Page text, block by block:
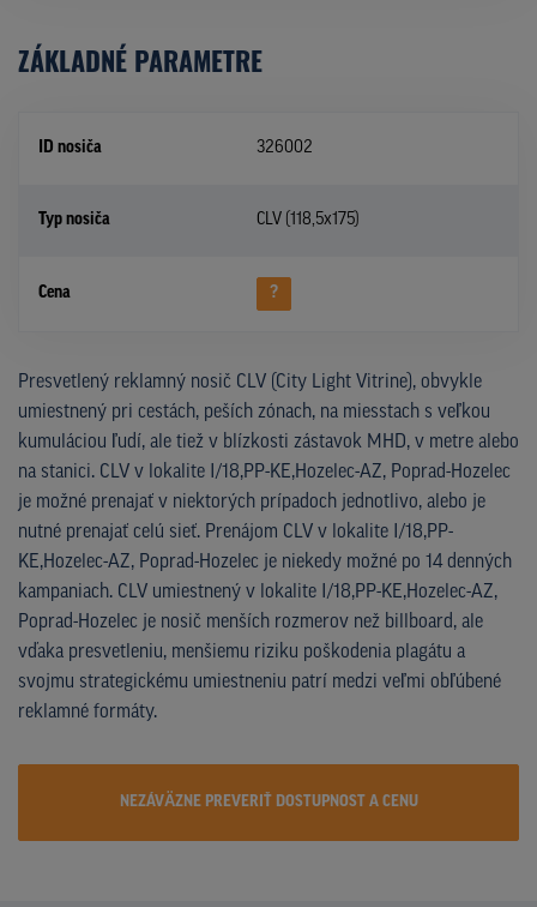
ZÁKLADNÉ PARAMETRE
ID nosiča 326002
Typ nosiča CLV (118,5x175)
Cena ?
Presvetlený reklamný nosič CLV (City Light Vitrine), obvykle
umiestnený pri cestách, peších zónach, na miesstach s veľkou
kumuláciou ľudí, ale tiež v blízkosti zástavok MHD, v metre alebo
na stanici. CLV v lokalite I/18,PP-KE,Hozelec-AZ, Poprad-Hozelec
je možné prenajať v niektorých prípadoch jednotlivo, alebo je
nutné prenajať celú sieť. Prenájom CLV v lokalite I/18,PP-
KE,Hozelec-AZ, Poprad-Hozelec je niekedy možné po 14 denných
kampaniach. CLV umiestnený v lokalite I/18,PP-KE,Hozelec-AZ,
Poprad-Hozelec je nosič menších rozmerov než billboard, ale
vďaka presvetleniu, menšiemu riziku poškodenia plagátu a
svojmu strategickému umiestneniu patrí medzi veľmi obľúbené
reklamné formáty.
NEZÁVÄZNE PREVERIŤ DOSTUPNOST A CENU